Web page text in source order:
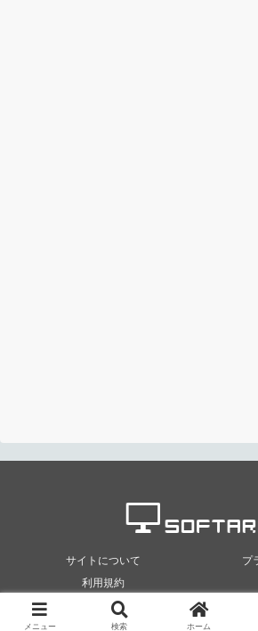
・DVD 作成の機能は体験版または有償
す。
サイトについて
プ
利用規約
© 2018-2026 ダウンロードと使い
メニュー 検索 ホーム